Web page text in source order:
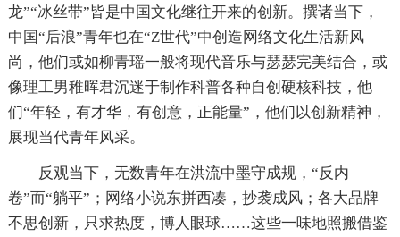
龙”“冰丝带”皆是中国文化继往开来的创新。撰诸当下，
中国“后浪”青年也在“Z世代”中创造网络文化生活新风
尚，他们或如柳青瑶一般将现代音乐与瑟瑟完美结合，或
像理工男稚晖君沉迷于制作科普各种自创硬核科技，他
们“年轻，有才华，有创意，正能量”，他们以创新精神，
展现当代青年风采。
反观当下，无数青年在洪流中墨守成规，“反内
卷”而“躺平”；网络小说东拼西凑，抄袭成风；各大品牌
不思创新，只求热度，博人眼球……这些一味地照搬借鉴